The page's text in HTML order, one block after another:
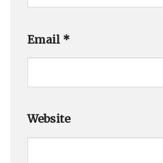
Email *
Website